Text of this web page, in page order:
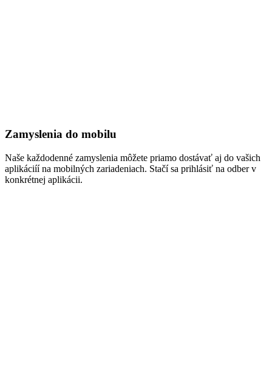
Zamyslenia do mobilu
Naše každodenné zamyslenia môžete priamo dostávať aj do vašich
aplikáciíí na mobilných zariadeniach. Stačí sa prihlásiť na odber v
konkrétnej aplikácii.